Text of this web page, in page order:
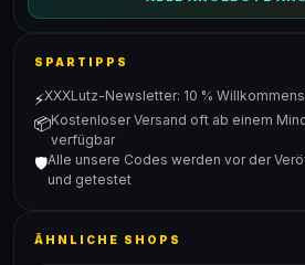
SPARTIPPS
⚡XXXLutz-Newsletter: 10 %
📦Kostenloser Versand oft ab einem
verfügbar
🛡️Alle unsere Codes werden vor der
und getestet
ÄHNLICHE SHOPS